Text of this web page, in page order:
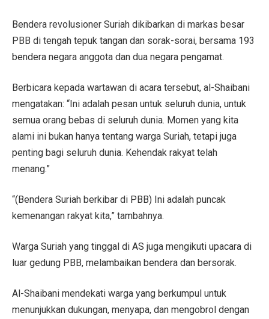
Bendera revolusioner Suriah dikibarkan di markas besar
PBB di tengah tepuk tangan dan sorak-sorai, bersama 193
bendera negara anggota dan dua negara pengamat.
Berbicara kepada wartawan di acara tersebut, al-Shaibani
mengatakan: “Ini adalah pesan untuk seluruh dunia, untuk
semua orang bebas di seluruh dunia. Momen yang kita
alami ini bukan hanya tentang warga Suriah, tetapi juga
penting bagi seluruh dunia. Kehendak rakyat telah
menang.”
“(Bendera Suriah berkibar di PBB) Ini adalah puncak
kemenangan rakyat kita,” tambahnya.
Warga Suriah yang tinggal di AS juga mengikuti upacara di
luar gedung PBB, melambaikan bendera dan bersorak.
Al-Shaibani mendekati warga yang berkumpul untuk
menunjukkan dukungan, menyapa, dan mengobrol dengan